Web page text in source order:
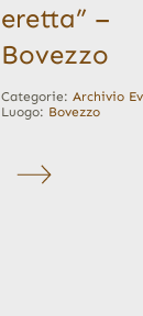
eretta” –
Bovezzo
Categorie: Archivio
Luogo: Bovezzo